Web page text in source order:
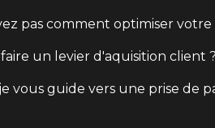
pas comment optimiser
un levier d'aquisition client ?
vous guide vers une prise de